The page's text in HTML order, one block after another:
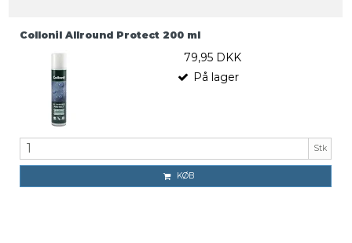
Collonil Allround Protect 200 ml
79,95 DKK
På lager
Stk
KØB